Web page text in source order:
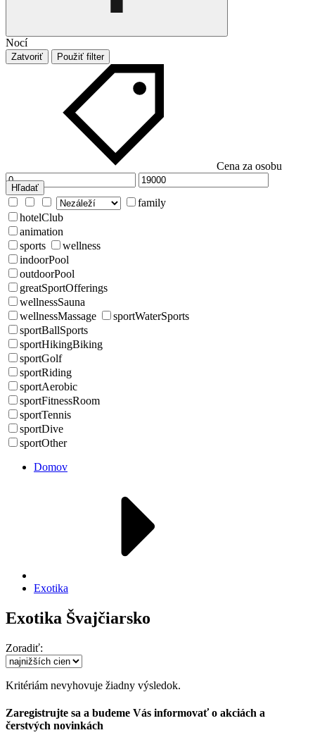
Nocí
Zatvoriť Použiť filter
Cena za osobu
Hľadať
family
hotelClub
animation
sports
wellness
indoorPool
outdoorPool
greatSportOfferings
wellnessSauna
wellnessMassage
sportWaterSports
sportBallSports
sportHikingBiking
sportGolf
sportRiding
sportAerobic
sportFitnessRoom
sportTennis
sportDive
sportOther
Domov
Exotika
Exotika Švajčiarsko
Zoradiť:
Kritériám nevyhovuje žiadny výsledok.
Zaregistrujte sa a budeme Vás informovať o akciách a
čerstvých novinkách